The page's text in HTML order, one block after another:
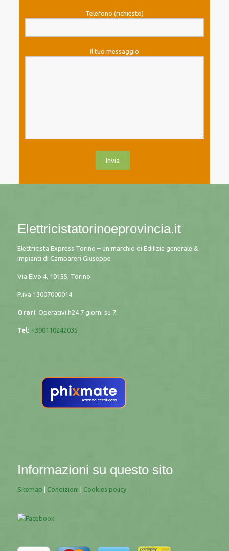
Telefono (richiesto)
Il tuo messaggio
Elettricistatorinoeprovincia.it
Elettricista Express Torino – un marchio di Edilizia generale &
impianti di Cambareri Giuseppe
Via Elvo 4, 10155, Torino
P.iva 13007000014
Orari: Operativi h24 7 giorni su 7.
Tel: +390110242035
Informazioni su questo sito
Sitemap Condizioni Cookies policy